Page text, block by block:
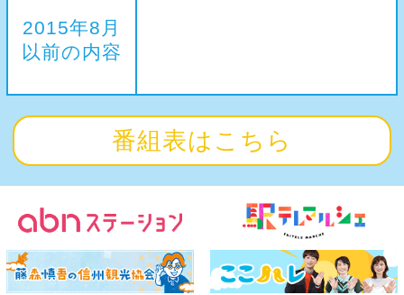
2015年8月
以前の内容
番組表はこちら